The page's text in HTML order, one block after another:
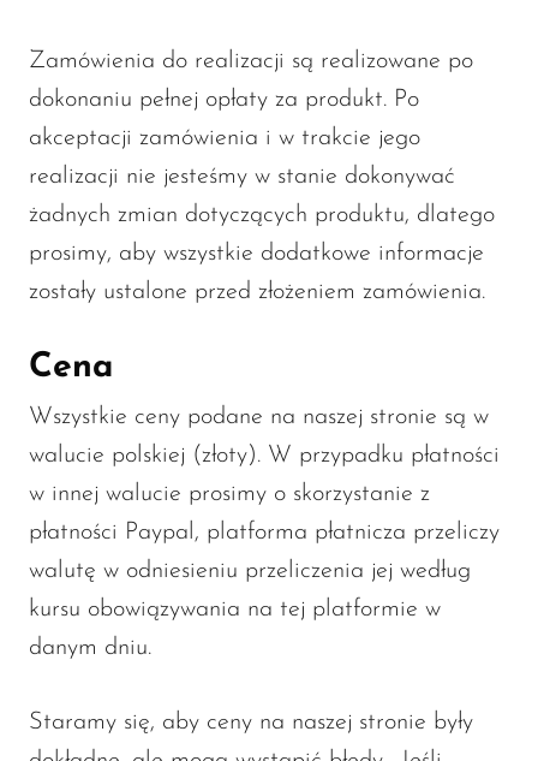
Zamówienia do realizacji są realizowane po
dokonaniu pełnej opłaty za produkt. Po
akceptacji zamówienia i w trakcie jego
realizacji nie jesteśmy w stanie dokonywać
żadnych zmian dotyczących produktu, dlatego
prosimy, aby wszystkie dodatkowe informacje
zostały ustalone przed złożeniem zamówienia.
Cena
Wszystkie ceny podane na naszej stronie są w
walucie polskiej (złoty). W przypadku płatności
w innej walucie prosimy o skorzystanie z
płatności Paypal, platforma płatnicza przeliczy
walutę w odniesieniu przeliczenia jej według
kursu obowiązywania na tej platformie w
danym dniu.
Staramy się, aby ceny na naszej stronie były